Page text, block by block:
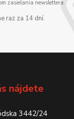
zasielania newslettera.
raz za 14 dní.
nájdete
3442/24